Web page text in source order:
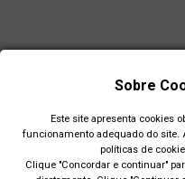
Sobre
Este site apresenta cookies
funcionamento adequado do site.
políticas de
Clique "Concordar e continuar"